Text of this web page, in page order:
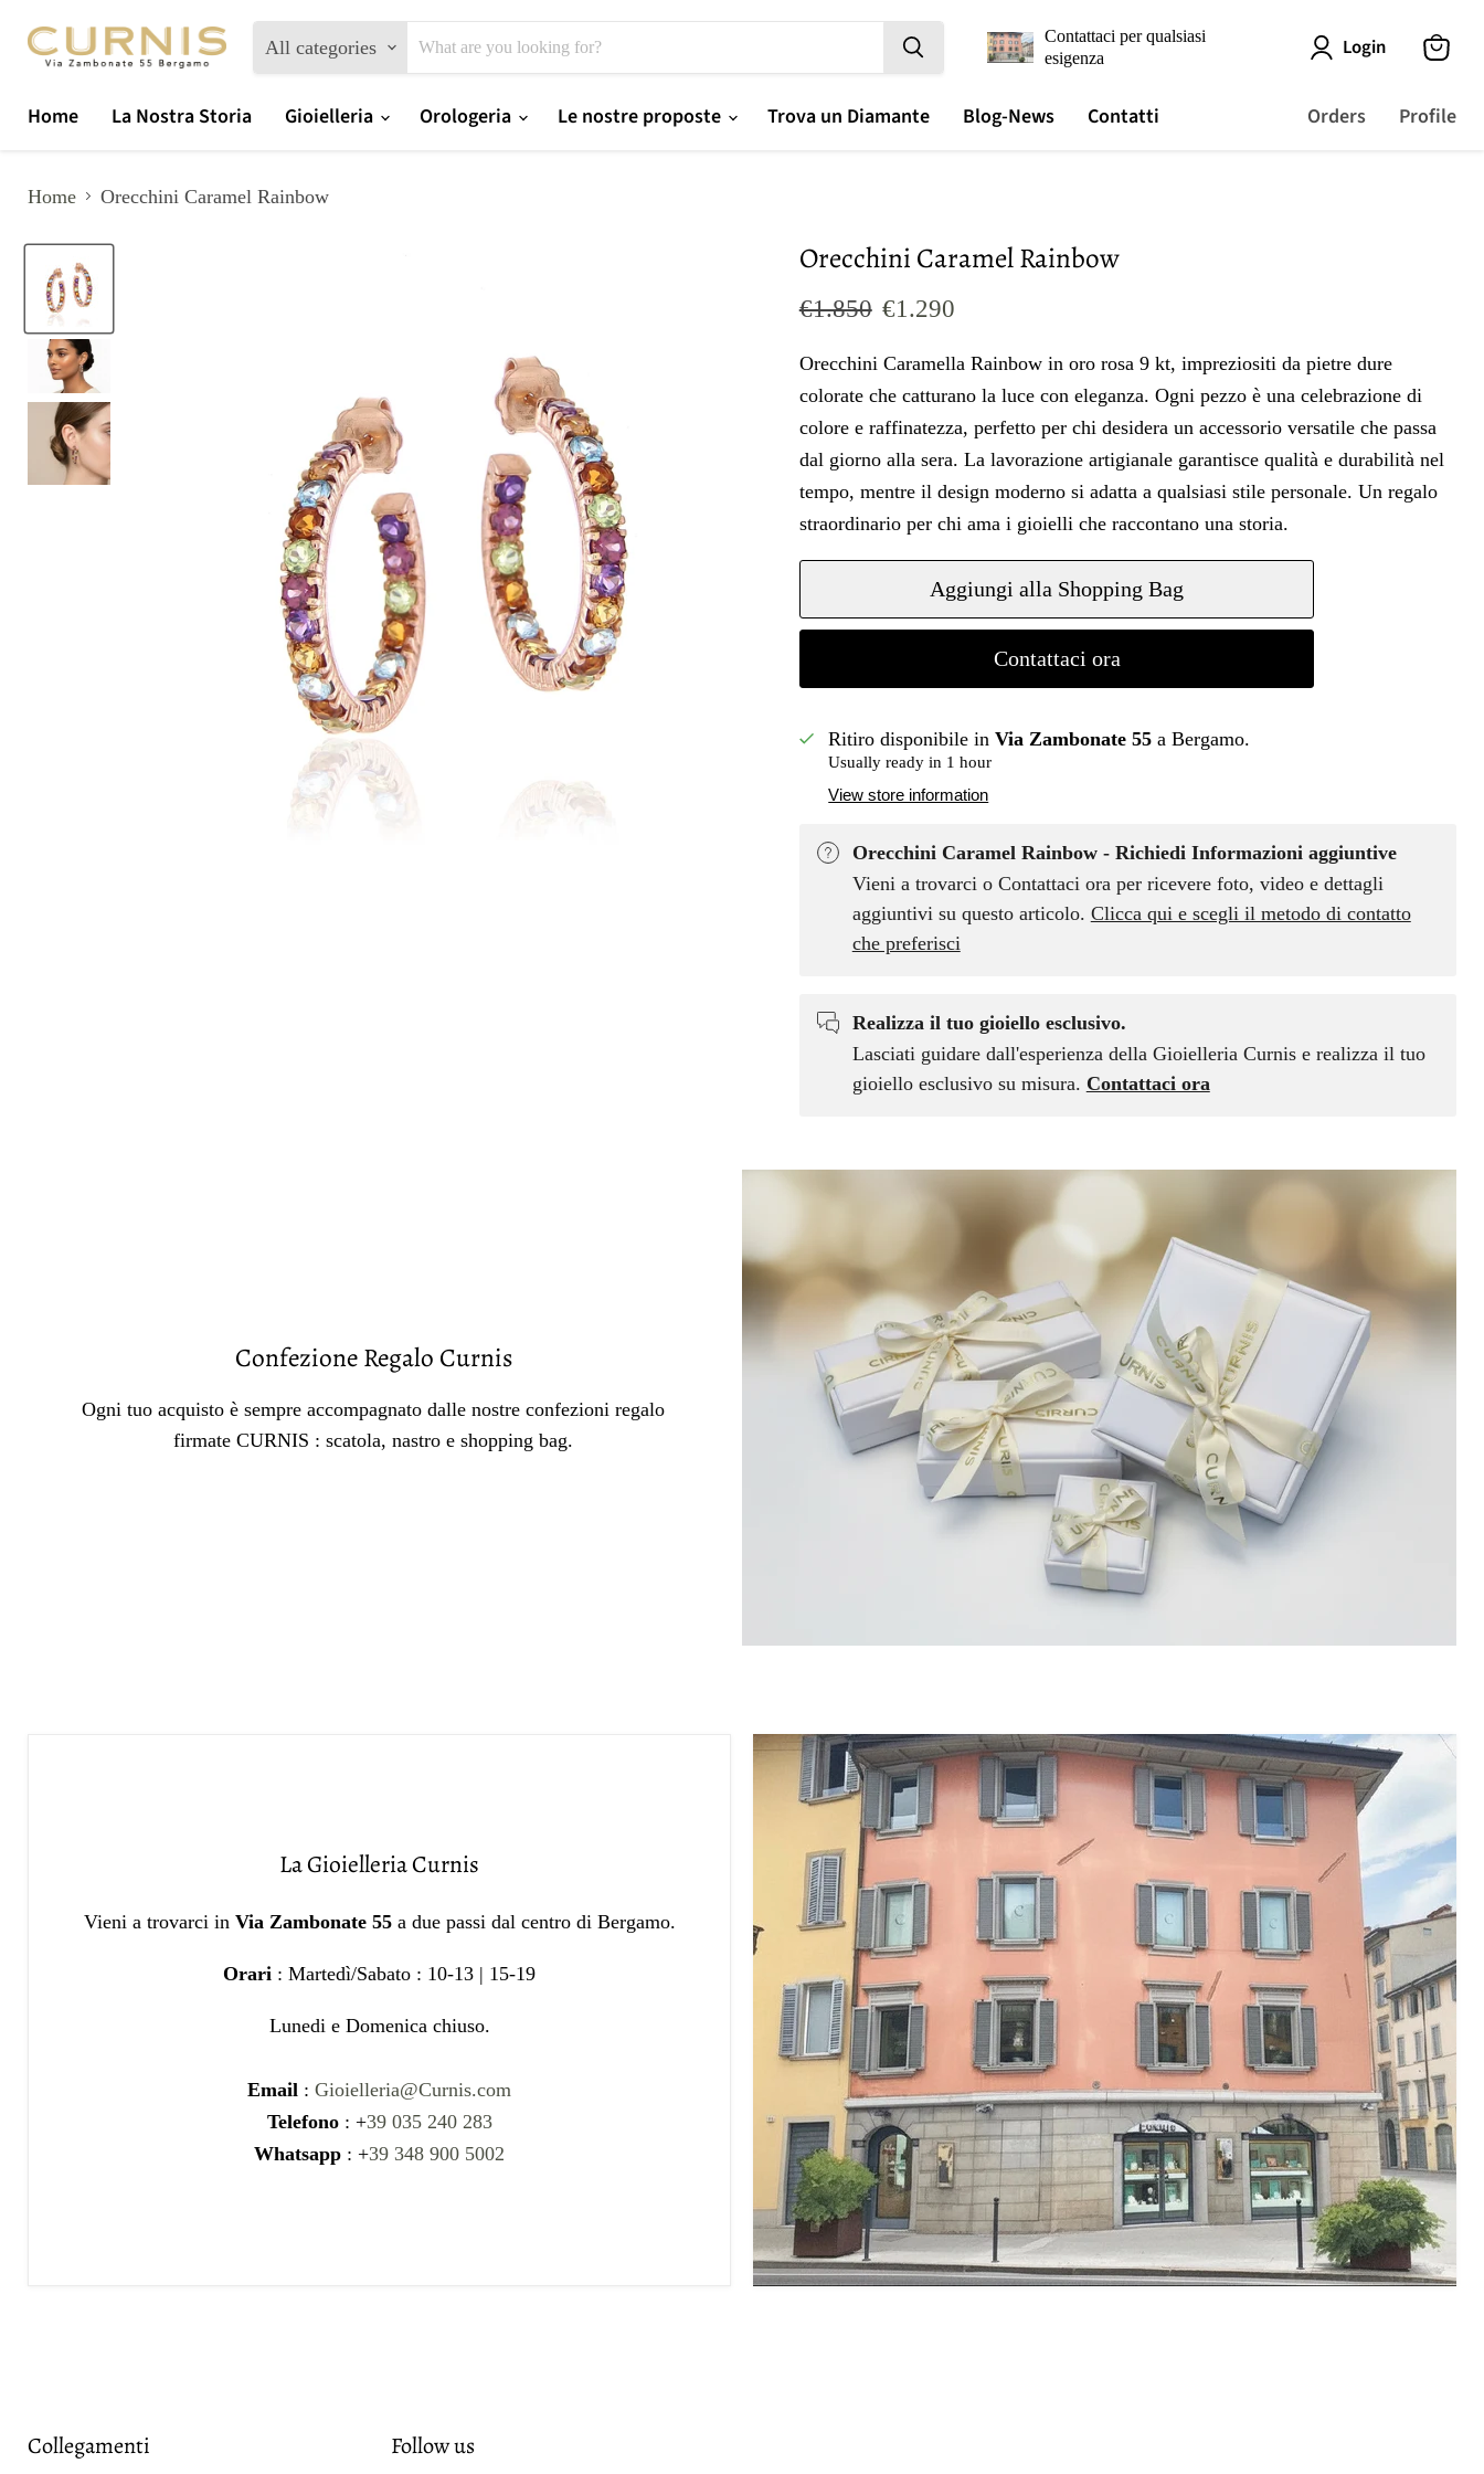
All categories
Contattaci per qualsiasi
esigenza
Login
Home La Nostra Storia Gioielleria Orologeria Le nostre proposte Trova un Diamante Blog-News Contatti Orders Profile
Home Orecchini Caramel Rainbow
Orecchini Caramel Rainbow
Prezzo originale
€1.850 Prezzo oggi
€1.290
Orecchini Caramella Rainbow in oro rosa 9 kt, impreziositi da pietre dure
colorate che catturano la luce con eleganza. Ogni pezzo è una celebrazione di
colore e raffinatezza, perfetto per chi desidera un accessorio versatile che passa
dal giorno alla sera. La lavorazione artigianale garantisce qualità e durabilità nel
tempo, mentre il design moderno si adatta a qualsiasi stile personale. Un regalo
straordinario per chi ama i gioielli che raccontano una storia.
Aggiungi alla Shopping Bag
Contattaci ora
Ritiro disponibile inVia Zambonate 55 a Bergamo.
Usually ready in 1 hour
View store information
Orecchini Caramel Rainbow - Richiedi Informazioni aggiuntive
Vieni a trovarci o Contattaci ora per ricevere foto, video e dettagli
aggiuntivi su questo articolo. Clicca qui e scegli il metodo di contatto
che preferisci
Realizza il tuo gioiello esclusivo.
Lasciati guidare dall'esperienza della Gioielleria Curnis e realizza il tuo
gioiello esclusivo su misura. Contattaci ora
Confezione Regalo Curnis
Ogni tuo acquisto è sempre accompagnato dalle nostre confezioni regalo
firmate CURNIS : scatola, nastro e shopping bag.
La Gioielleria Curnis
Vieni a trovarci in Via Zambonate 55 a due passi dal centro di Bergamo.
Orari : Martedì/Sabato : 10-13 | 15-19
Lunedi e Domenica chiuso.
Email : Gioielleria@Curnis.com
Telefono: +39 035 240 283
Whatsapp : +39 348 900 5002
Collegamenti Follow us